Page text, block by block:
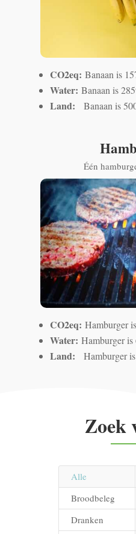
CO2eq:Banaan is
Water:Banaan is
Land:Banaan is
Één
CO2eq:Hamburger
Water:Hamburger is
Land:Hamburger
Zoek
Alle
Broodbeleg
Dranken